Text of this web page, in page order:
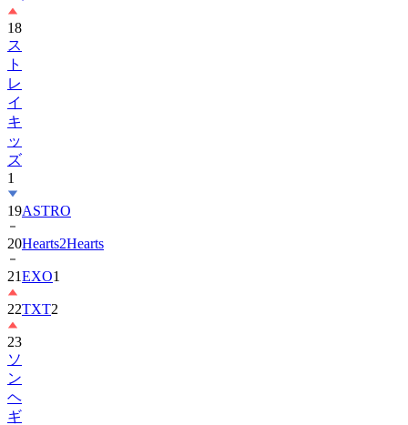
18
ス
ト
レ
イ
キ
ッ
ズ
1
19ASTRO
20Hearts2Hearts
21EXO1
22TXT2
23
ソ
ン
ヘ
ギ